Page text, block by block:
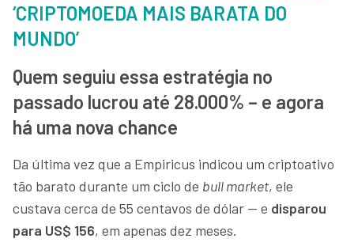
‘CRIPTOMOEDA MAIS BARATA DO
MUNDO’
Quem seguiu essa estratégia no
passado lucrou até 28.000% – e agora
há uma nova chance
Da última vez que a Empiricus indicou um criptoativo
tão barato durante um ciclo de bull market, ele
custava cerca de 55 centavos de dólar — e disparou
para US$ 156, em apenas dez meses.